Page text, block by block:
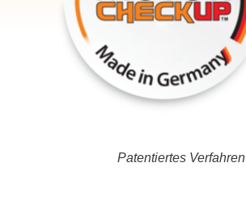
Patentiertes Verfahren